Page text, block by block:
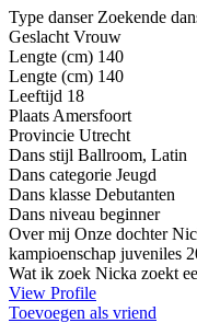
Type danser Zoekende
Geslacht Vrouw
Lengte (cm) 140
Lengte (cm) 140
Leeftijd 18
Plaats Amersfoort
Provincie Utrecht
Dans stijl Ballroom, Latin
Dans categorie Jeugd
Dans klasse Debutanten
Dans niveau beginner
Over mij Onze dochter
kampioenschap juveniles
Wat ik zoek Nicka zoekt
View Profile
Toevoegen als vriend